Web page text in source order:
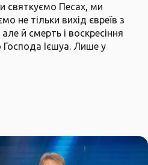
святкуємо Песах, ми
не тільки вихід євреїв з
але й смерть і воскресіння
Господа Ієшуа. Лише у